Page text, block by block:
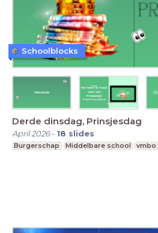
Derde dinsdag, Prinsjesdag
April 2026- 18 slides
Burgerschap Middelbare school vmbo
Schoolblocks